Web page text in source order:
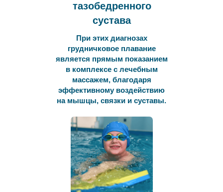
При этих диагнозах
грудничковое плавание
является прямым показанием
в комплексе с лечебным
массажем, благодаря
эффективному воздействию
на мышцы, связки и суставы.
тазобедренного
сустава